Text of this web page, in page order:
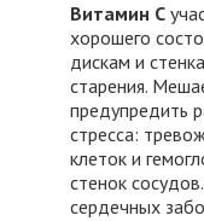
Витамин С
хорошего
дискам и
старения.
предупредить
стресса:
клеток и
стенок
сердечных